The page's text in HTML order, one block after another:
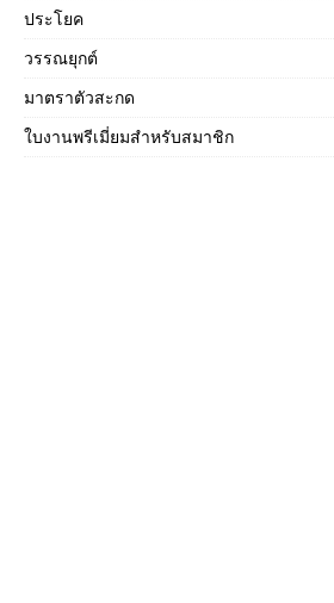
ประโยค
วรรณยุกต์
มาตราตัวสะกด
ใบงานพรีเมี่ยมสำหรับสมาชิก